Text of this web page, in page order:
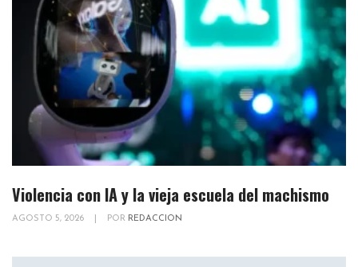
Violencia con IA y la vieja escuela del machismo
AGOSTO 5, 2026 POR REDACCION